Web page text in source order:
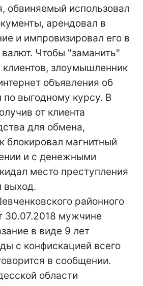
обвиняемый использовал
арендовал в
и импровизировал его в
Чтобы "заманить"
клиентов, злоумышленник
объявления об
выгодному курсу. В
от клиента
для обмена,
блокировал магнитный
и с денежными
место преступления
выход.
районного
30.07.2018 мужчине
в виде 9 лет
с конфискацией всего
в сообщении.
области